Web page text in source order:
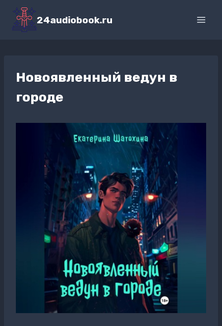
Перейти
содержимому
24audiobook.ru
Новоявленный ведун в
городе